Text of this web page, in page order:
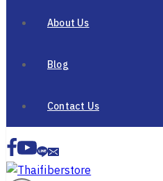
About Us
Blog
Contact Us